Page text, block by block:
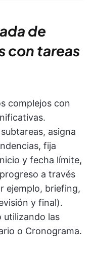
de
con tareas
complejos con
asigna
fija
y fecha límite,
a través
ejemplo, briefing,
y final).
utilizando las
o Cronograma.